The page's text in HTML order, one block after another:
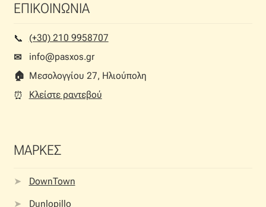
ΕΠΙΚΟΙΝΩΝΙΑ
📞︎
(+30) 210 9958707
✉
info@pasxos.gr
🏠︎ Μεσολογγίου 27, Ηλιούπολη
⏰︎
Κλείστε ραντεβού
ΜΑΡΚΕΣ
DownTown
Dunlopillo